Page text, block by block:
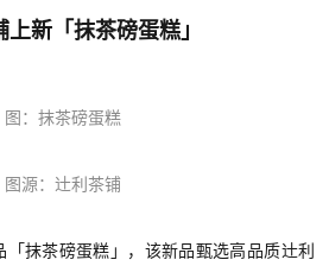
上新「抹茶磅蛋糕」
图： 抹茶磅蛋糕
图源：辻利茶铺
「抹茶磅蛋糕」，该新品甄选高品质辻利